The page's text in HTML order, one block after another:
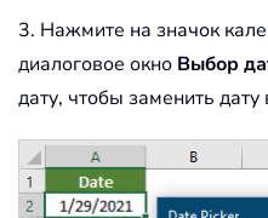
3. Нажмите на значок
диалоговое окно Выбор
дату, чтобы заменить